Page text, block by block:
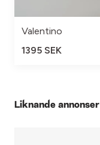
Valentino
1395 SEK
Liknande annonser